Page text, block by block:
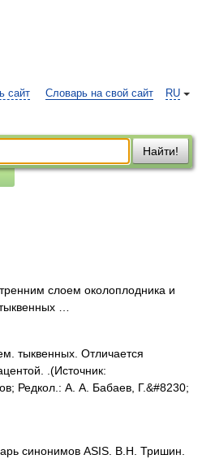
RU
сайт Словарь на свой сайт
Найти!
слоем околоплодника и
…
тыквенных. Отличается
.(Источник:
Редкол.: А. А. Бабаев, Г.&#8230;
синонимов ASIS. В.Н. Тришин.